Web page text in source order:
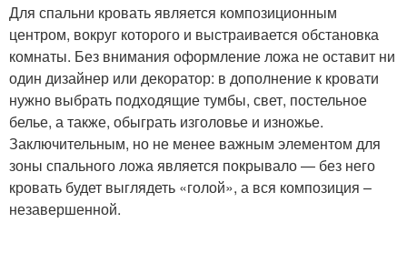
Для спальни кровать является композиционным
центром, вокруг которого и выстраивается обстановка
комнаты. Без внимания оформление ложа не оставит ни
один дизайнер или декоратор: в дополнение к кровати
нужно выбрать подходящие тумбы, свет, постельное
белье, а также, обыграть изголовье и изножье.
Заключительным, но не менее важным элементом для
зоны спального ложа является покрывало — без него
кровать будет выглядеть «голой», а вся композиция –
незавершенной.